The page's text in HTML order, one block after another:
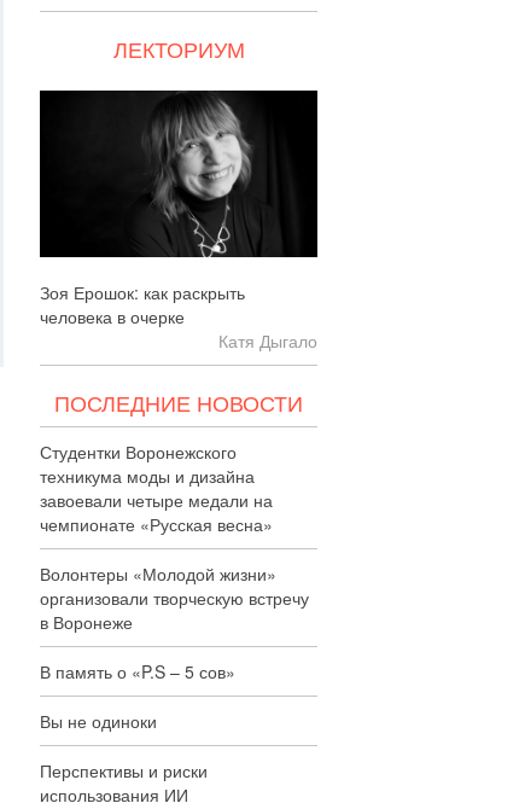
ЛЕКТОРИУМ
Зоя Ерошок: как раскрыть
человека в очерке
Катя Дыгало
ПОСЛЕДНИЕ НОВОСТИ
Студентки Воронежского
техникума моды и дизайна
завоевали четыре медали на
чемпионате «Русская весна»
Волонтеры «Молодой жизни»
организовали творческую встречу
в Воронеже
В память о «P.S – 5 сов»
Вы не одиноки
Перспективы и риски
использования ИИ